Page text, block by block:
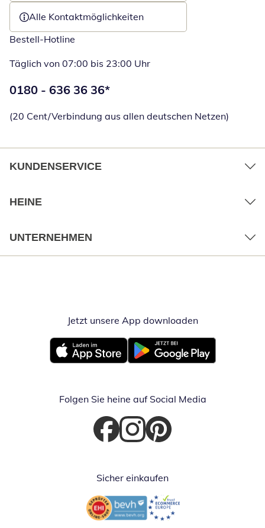
Alle Kontaktmöglichkeiten
Bestell-Hotline
Täglich von 07:00 bis 23:00 Uhr
Telefonnummer:
0180 - 636 36 36*
(20 Cent/Verbindung aus allen deutschen Netzen)
KUNDENSERVICE
HEINE
UNTERNEHMEN
Jetzt unsere App downloadenÖffnet in
Öffnet in neuem FensterÖffnet in neuem Fenster
Folgen Sie heine auf Social Media
Öffnet in neuem Fenster
Öffnet in neuem Fenster
Öffnet in neuem Fenster
Sicher einkaufen
Öffnet in neuem FensterÖffnet in neuem Fenster